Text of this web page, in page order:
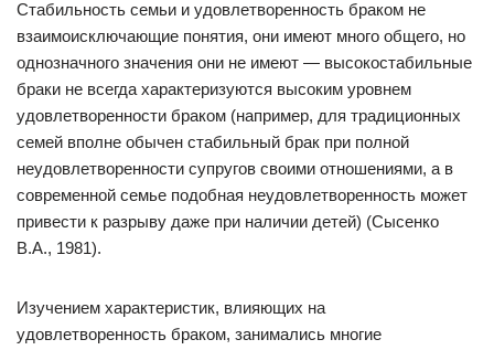
Стабильность семьи и удовлетворенность браком не
взаимоисключающие понятия, они имеют много общего, но
однозначного значения они не имеют — высокостабильные
браки не всегда характеризуются высоким уровнем
удовлетворенности браком (например, для традиционных
семей вполне обычен стабильный брак при полной
неудовлетворенности супругов своими отношениями, а в
современной семье подобная неудовлетворенность может
привести к разрыву даже при наличии детей) (Сысенко
В.А., 1981).
Изучением характеристик, влияющих на
удовлетворенность браком, занимались многие